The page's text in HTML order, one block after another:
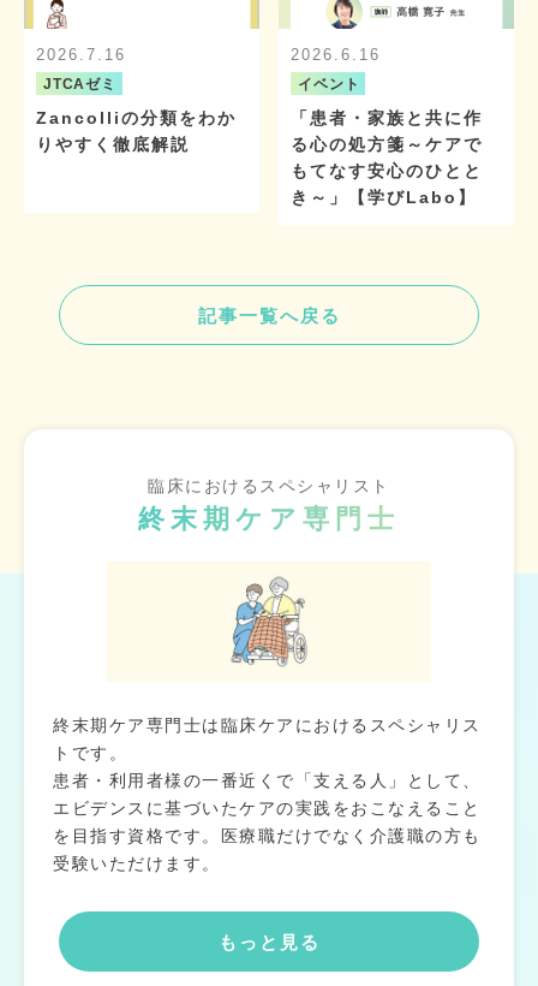
2026.7.16
JTCAゼミ
Zancolliの分類をわか
りやすく徹底解説
2026.6.16
イベント
「患者・家族と共に作
る心の処方箋～ケアで
もてなす安心のひとと
き～」【学びLabo】
記事一覧へ戻る
臨床におけるスペシャリスト
終末期ケア専門士
終末期ケア専門士は臨床ケアにおけるスペシャリス
トです。
患者・利用者様の一番近くで「支える人」として、
エビデンスに基づいたケアの実践をおこなえること
を目指す資格です。医療職だけでなく介護職の方も
受験いただけます。
もっと見る